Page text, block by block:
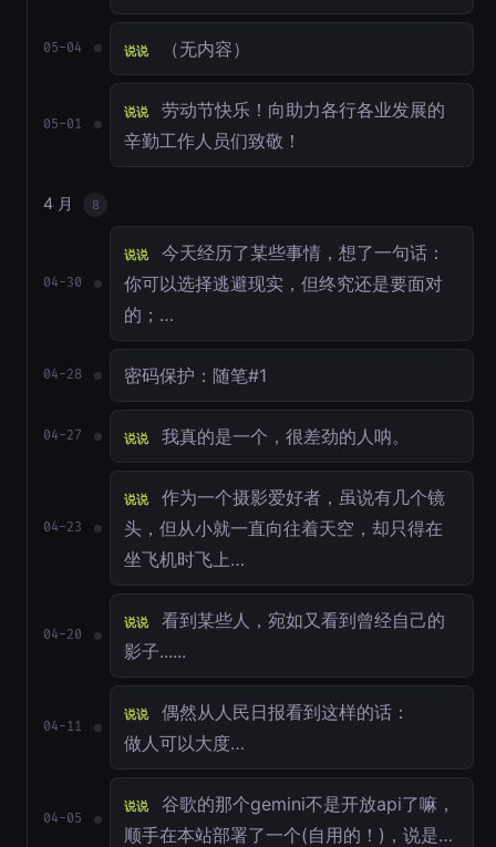
05-04 说说 （无内容）
05-01
说说
劳动节快乐！向助力各行各业发展的
辛勤工作人员们致敬！
4 月 8
04-30
说说
今天经历了某些事情，想了一句话：
你可以选择逃避现实，但终究还是要面对
的；…
04-28 密码保护：随笔#1
04-27 说说 我真的是一个，很差劲的人呐。
04-23
说说
作为一个摄影爱好者，虽说有几个镜
头，但从小就一直向往着天空，却只得在
坐飞机时飞上…
04-20
说说
看到某些人，宛如又看到曾经自己的
影子......
04-11
说说
偶然从人民日报看到这样的话：
做人可以大度…
04-05
说说
谷歌的那个gemini不是开放api了嘛，
顺手在本站部署了一个(自用的！)，说是…